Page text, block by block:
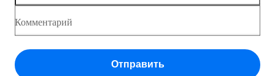
Коммутатор доступа MES1428
Коммутатор доступа MES1428
Комментарий
Отправить